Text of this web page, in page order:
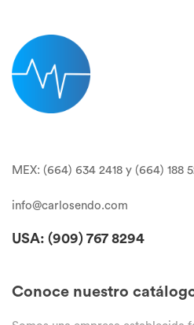
MEX: (664) 634 2418 y (664) 188
info@carlosendo.com
USA: (909) 767 8294
Conoce nuestro